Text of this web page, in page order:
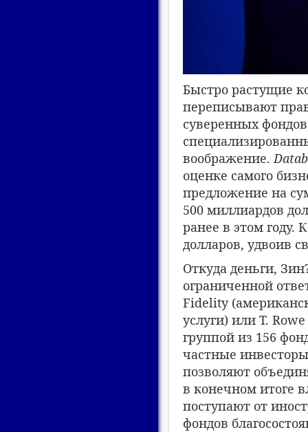
Быстро растущие
переписывают
суверенных
воображение.
оценке самого
предложение на
500 миллиардов
ранее в этом году.
долларов, удвоив
Откуда деньги,
ограниченной
Fidelity
услуги) или T.
группой из 156
частные
позволяют
в конечном итоге
поступают от
фондов